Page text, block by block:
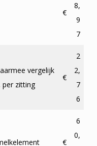
€
8,
9
7
vergelijk
per zitting
€
2
2,
7
6
€
6
0,